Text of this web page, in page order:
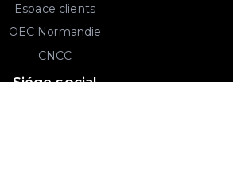
Espace clients
OEC Normandie
CNCC
Siége social